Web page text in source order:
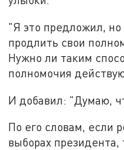
"Я это предложил, но
продлить свои
Нужно ли таким
полномочия
И добавил: "Думаю,
По его словам, если
выборах